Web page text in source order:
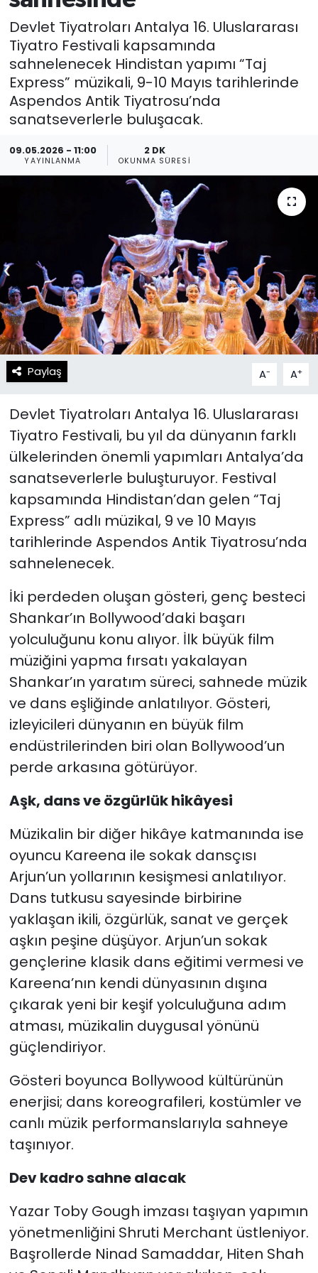
Devlet Tiyatroları Antalya 16. Uluslararası
Tiyatro Festivali kapsamında
sahnelenecek Hindistan yapımı “Taj
Express” müzikali, 9-10 Mayıs tarihlerinde
Aspendos Antik Tiyatrosu’nda
sanatseverlerle buluşacak.
09.05.2026 - 11:00
YAYINLANMA
2 DK
OKUNMA SÜRESI
Paylaş A- A+
Devlet Tiyatroları Antalya 16. Uluslararası
Tiyatro Festivali, bu yıl da dünyanın farklı
ülkelerinden önemli yapımları Antalya’da
sanatseverlerle buluşturuyor. Festival
kapsamında Hindistan’dan gelen “Taj
Express” adlı müzikal, 9 ve 10 Mayıs
tarihlerinde Aspendos Antik Tiyatrosu’nda
sahnelenecek.
İki perdeden oluşan gösteri, genç besteci
Shankar’ın Bollywood’daki başarı
yolculuğunu konu alıyor. İlk büyük film
müziğini yapma fırsatı yakalayan
Shankar’ın yaratım süreci, sahnede müzik
ve dans eşliğinde anlatılıyor. Gösteri,
izleyicileri dünyanın en büyük film
endüstrilerinden biri olan Bollywood’un
perde arkasına götürüyor.
Aşk, dans ve özgürlük hikâyesi
Müzikalin bir diğer hikâye katmanında ise
oyuncu Kareena ile sokak dansçısı
Arjun’un yollarının kesişmesi anlatılıyor.
Dans tutkusu sayesinde birbirine
yaklaşan ikili, özgürlük, sanat ve gerçek
aşkın peşine düşüyor. Arjun’un sokak
gençlerine klasik dans eğitimi vermesi ve
Kareena’nın kendi dünyasının dışına
çıkarak yeni bir keşif yolculuğuna adım
atması, müzikalin duygusal yönünü
güçlendiriyor.
Gösteri boyunca Bollywood kültürünün
enerjisi; dans koreografileri, kostümler ve
canlı müzik performanslarıyla sahneye
taşınıyor.
Dev kadro sahne alacak
Yazar Toby Gough imzası taşıyan yapımın
yönetmenliğini Shruti Merchant üstleniyor.
Başrollerde Ninad Samaddar, Hiten Shah
Spor
Teknoloji
Resmi İlanlar
Teknoloji
Yaşam
Künye